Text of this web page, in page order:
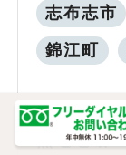
志布志市
錦江町
熊毛地域